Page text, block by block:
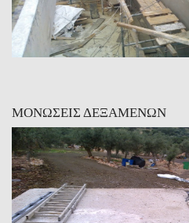
ΜΟΝΩΣΕΙΣ ΔΕΞΑΜΕΝΩΝ